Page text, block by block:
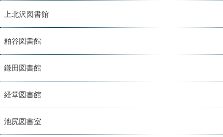
上北沢図書館
粕谷図書館
鎌田図書館
経堂図書館
池尻図書室